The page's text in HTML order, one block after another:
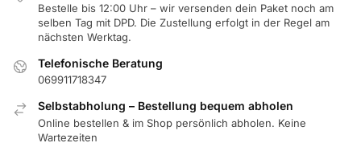
Bestelle bis 12:00 Uhr – wir versenden dein Paket noch am
selben Tag mit DPD. Die Zustellung erfolgt in der Regel am
nächsten Werktag.
Telefonische Beratung
069911718347
Selbstabholung – Bestellung bequem abholen
Online bestellen & im Shop persönlich abholen. Keine
Wartezeiten